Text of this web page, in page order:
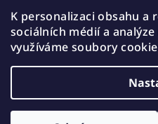
K personalizaci obsahu a
sociálních médií a
využíváme soubory
Zásady ochrany osobních
Vrácení a výměna zboží
Upravit